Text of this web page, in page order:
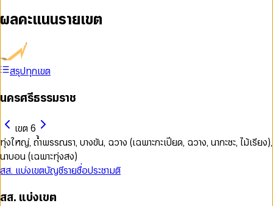
ผลคะแนนรายเขต
สรุปทุกเขต
นครศรีธรรมราช
เขต 6
ทุ่งใหญ่, ถ้ำพรรณรา, บางขัน, ฉวาง (เฉพาะกะเปียด, ฉวาง, นากะชะ, ไม้เรียง),
นาบอน (เฉพาะทุ่งสง)
สส. แบ่งเขตบัญชีรายชื่อประชามติ
สส. แบ่งเขต